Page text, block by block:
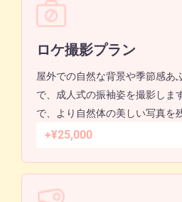
ロケ撮影プラン
屋外での自然な背景や季節感あ
で、成人式の振袖姿を撮影しま
で、より自然体の美しい写真を
+¥25,000